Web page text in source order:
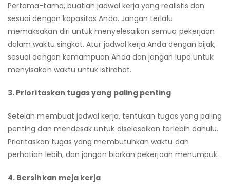
Pertama-tama, buatlah jadwal kerja yang realistis dan
sesuai dengan kapasitas Anda. Jangan terlalu
memaksakan diri untuk menyelesaikan semua pekerjaan
dalam waktu singkat. Atur jadwal kerja Anda dengan bijak,
sesuai dengan kemampuan Anda dan jangan lupa untuk
menyisakan waktu untuk istirahat.
3. Prioritaskan tugas yang paling penting
Setelah membuat jadwal kerja, tentukan tugas yang paling
penting dan mendesak untuk diselesaikan terlebih dahulu.
Prioritaskan tugas yang membutuhkan waktu dan
perhatian lebih, dan jangan biarkan pekerjaan menumpuk.
4. Bersihkan meja kerja